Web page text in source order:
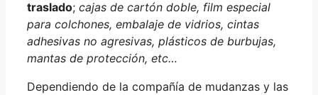
traslado; cajas de cartón doble, film especial
para colchones, embalaje de vidrios, cintas
adhesivas no agresivas, plásticos de burbujas,
mantas de protección, etc…
Dependiendo de la compañía de mudanzas y las